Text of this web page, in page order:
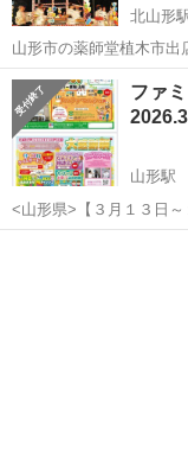
北山形
山形市の薬師堂植木市出店の
のお昼から夕方までの半日位です。 おせんべい
です。 当日午前11時まで受付しています。 その他気になる点は質問よ
りお願いします。
山形 山形市 北
ファ
山形駅
<山形県>【３月１３日～
の日大感謝祭】お葬式や